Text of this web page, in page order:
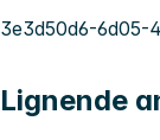
3e3d50d6-6d05-
Lignende